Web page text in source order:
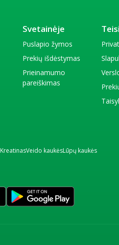
Svetainėje
Puslapio žymos
Prekių išdėstymas
Prieinamumo
pareiškimas
KreatinasVeido kaukėsLūpų kaukės